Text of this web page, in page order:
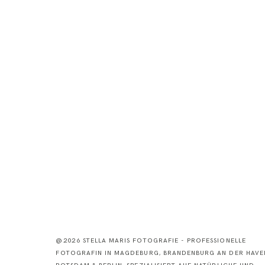
@2026 STELLA MARIS FOTOGRAFIE - PROFESSIONELLE
FOTOGRAFIN IN MAGDEBURG, BRANDENBURG AN DER